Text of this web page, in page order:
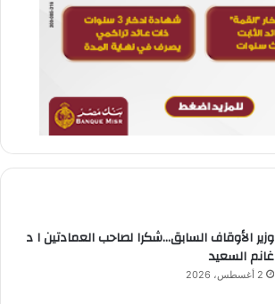
وزير الأوقاف السابق…شكرا لصاحب العمادتين ا د
غانم السعيد
2 أغسطس، 2026